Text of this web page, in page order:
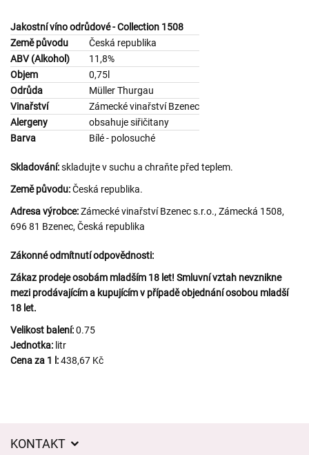
Jakostní víno odrůdové - Collection 1508
Země původu Česká republika
ABV (Alkohol)
11,8%
Objem
0,75l
Odrůda
Müller Thurgau
Vinařství
Zámecké vinařství Bzenec
Alergeny
obsahuje siřičitany
Barva
Bílé - polosuché
Skladování:skladujte v suchu a chraňte před teplem.
Země původu:Česká republika.
Adresa výrobce:Zámecké vinařství Bzenec s.r.o., Zámecká 1508,
696 81 Bzenec, Česká republika
Zákonné odmítnutí odpovědnosti:
Zákaz prodeje osobám mladším 18 let! Smluvní vztah nevznikne
mezi prodávajícím a kupujícím v případě objednání osobou mladší
18 let.
Velikost balení:0.75
Jednotka: litr
Cena za 1 l:438,67 Kč
KONTAKT